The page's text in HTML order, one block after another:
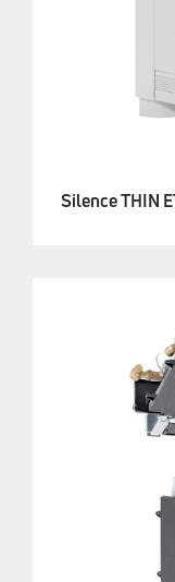
Silence THIN